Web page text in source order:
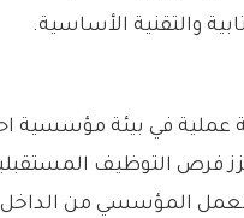
والتقنية الأساسية.
عملية في بيئة مؤسسية
فرص التوظيف
العمل المؤسسي من